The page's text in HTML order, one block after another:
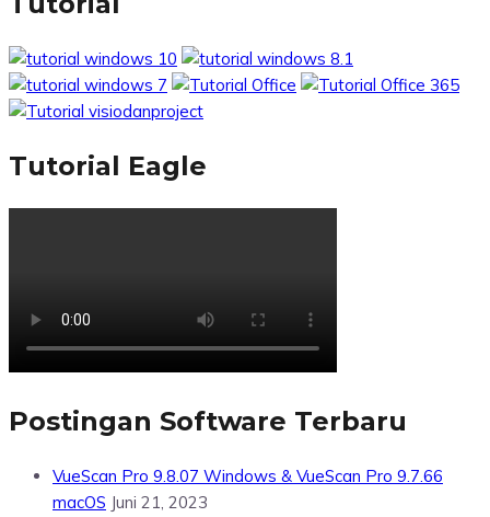
Tutorial Eagle
Postingan Software Terbaru
VueScan Pro 9.8.07 Windows & VueScan Pro 9.7.66
macOS Juni 21, 2023